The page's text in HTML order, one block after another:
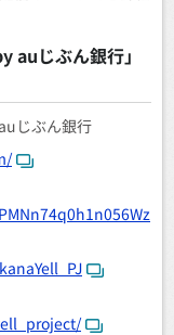
じぶん銀行」
じぶん銀行